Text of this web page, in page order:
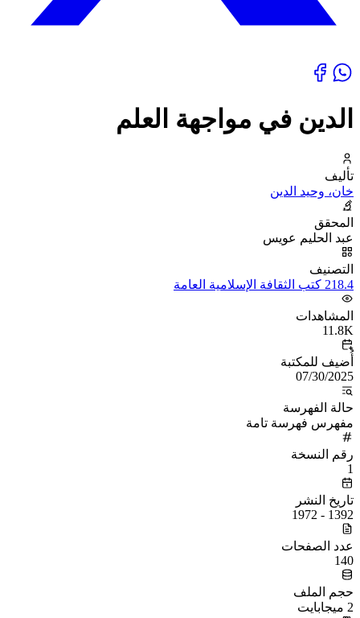
الدين في مواجهة العلم
تأليف
خان، وحيد الدين
المحقق
عبد الحليم عويس
التصنيف
218.4 كتب الثقافة الإسلامية العامة
المشاهدات
11.8K
أُضيف للمكتبة
07/30/2025
حالة الفهرسة
مفهرس فهرسة تامة
رقم النسخة
1
تاريخ النشر
1392 - 1972
عدد الصفحات
140
حجم الملف
2 ميجابايت